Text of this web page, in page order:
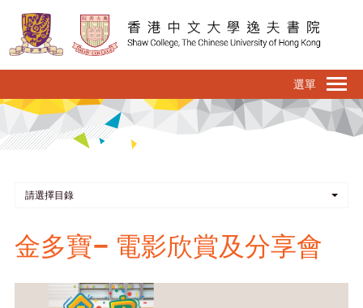
請選擇目錄
金多寶– 電影欣賞及分享會